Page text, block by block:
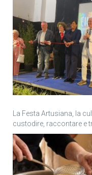
La Festa Artusiana, la
custodire, raccontare e